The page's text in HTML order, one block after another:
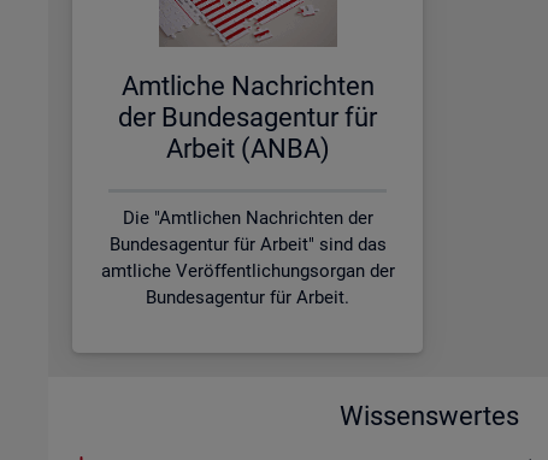
Amt­li­che Nach­rich­ten
der Bun­des­agen­tur für
Ar­beit (ANBA)
Die "Amtlichen Nachrichten der
Bundesagentur für Arbeit" sind das
amtliche Veröffentlichungsorgan der
Bundesagentur für Arbeit.
Wissenswertes